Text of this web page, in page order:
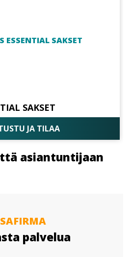
SAKSET
JA TILAA
asiantuntijaan
SAFIRMA
palvelua